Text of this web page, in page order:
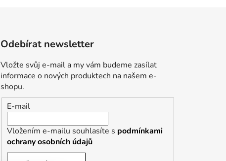
Odebírat newsletter
Vložte svůj e-mail a my vám budeme zasílat
informace o nových produktech na našem e-
shopu.
E-mail
Vložením e-mailu souhlasíte s podmínkami
ochrany osobních údajů